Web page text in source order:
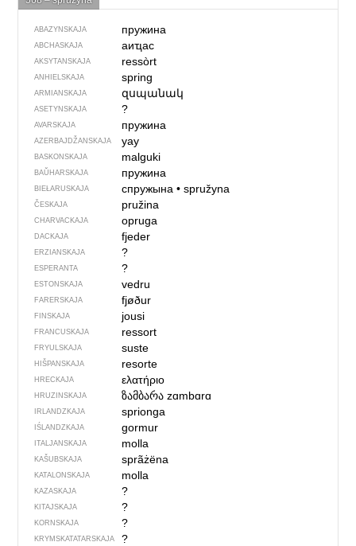
ABAZYNSKAJA пружина
ABCHASKAJA аиҵас
AKSYTANSKAJA ressòrt
ANHIELSKAJA spring
ARMIANSKAJA զսպանակ
ASETYNSKAJA ?
AVARSKAJA пружина
AZERBAJDŽAN­SKAJA yay
BASKONSKAJA malguki
BAŬHARSKAJA пружина
BIEŁARUSKAJA спружына• spružyna
ČESKAJA pružina
CHARVACKAJA opruga
DACKAJA fjeder
ERZIANSKAJA ?
ESPERANTA ?
ESTONSKAJA vedru
FARERSKAJA fjøður
FINSKAJA jousi
FRANCUSKAJA ressort
FRYULSKAJA suste
HIŠPANSKAJA resorte
HRECKAJA ελατήριο
HRUZINSKAJA ზამბარაzɑmbɑrɑ
IRLANDZKAJA sprionga
IŚLANDZKAJA gormur
ITALJANSKAJA molla
KAŠUBSKAJA sprãżëna
KATALONSKAJA molla
KAZASKAJA ?
KITAJSKAJA ?
KORNSKAJA ?
KRYMSKA­TATARSKAJA ?